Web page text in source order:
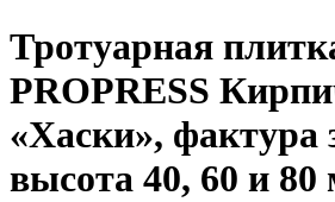
Тротуарная
PROPRESS
«Хаски», фактура
высота 40, 60 и